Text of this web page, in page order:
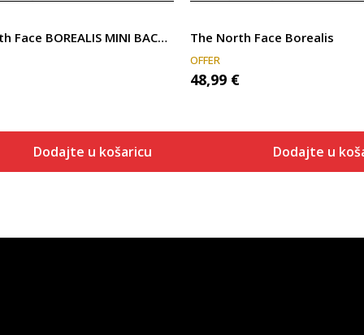
The North Face BOREALIS MINI BACKPACK
Dodajte u košaricu
The North Face Borealis
OFFER
48,99 €
Dodajte u